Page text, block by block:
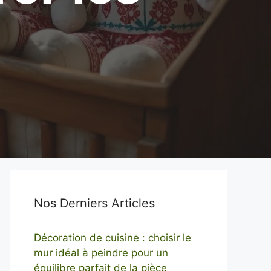
Nos Derniers Articles
Décoration de cuisine : choisir le
mur idéal à peindre pour un
équilibre parfait de la pièce